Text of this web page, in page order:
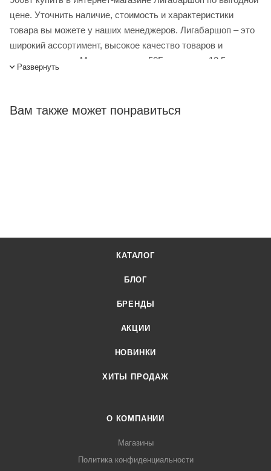
цене. Уточнить наличие, стоимость и характеристики
товара вы можете у наших менеджеров. Лигабаршоп – это
широкий ассортимент, высокое качество товаров и
выгодные цены. Мармит электр. 50Гц; металл; 13.5л;
по телефону +7 (499) 394-31-03 или онлайн через корзину
Развернуть
Вам также может понравиться
КАТАЛОГ
БЛОГ
БРЕНДЫ
АКЦИИ
НОВИНКИ
ХИТЫ ПРОДАЖ
О КОМПАНИИ
Магазины
Политика конфиденциальности